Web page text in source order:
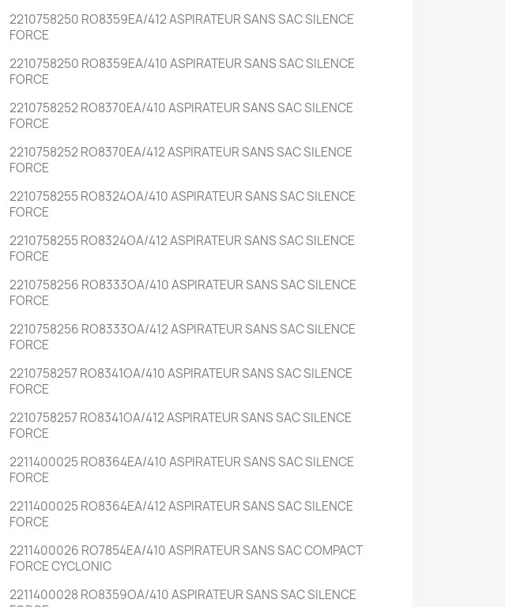
2210758250 RO8359EA/412 ASPIRATEUR SANS SAC SILENCE
FORCE
2210758250 RO8359EA/410 ASPIRATEUR SANS SAC SILENCE
FORCE
2210758252 RO8370EA/410 ASPIRATEUR SANS SAC SILENCE
FORCE
2210758252 RO8370EA/412 ASPIRATEUR SANS SAC SILENCE
FORCE
2210758255 RO8324OA/410 ASPIRATEUR SANS SAC SILENCE
FORCE
2210758255 RO8324OA/412 ASPIRATEUR SANS SAC SILENCE
FORCE
2210758256 RO8333OA/410 ASPIRATEUR SANS SAC SILENCE
FORCE
2210758256 RO8333OA/412 ASPIRATEUR SANS SAC SILENCE
FORCE
2210758257 RO8341OA/410 ASPIRATEUR SANS SAC SILENCE
FORCE
2210758257 RO8341OA/412 ASPIRATEUR SANS SAC SILENCE
FORCE
2211400025 RO8364EA/410 ASPIRATEUR SANS SAC SILENCE
FORCE
2211400025 RO8364EA/412 ASPIRATEUR SANS SAC SILENCE
FORCE
2211400026 RO7854EA/410 ASPIRATEUR SANS SAC COMPACT
FORCE CYCLONIC
2211400028 RO8359OA/410 ASPIRATEUR SANS SAC SILENCE